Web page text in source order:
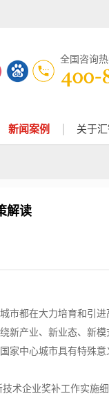
全国咨询热
新闻案例 关于
解读
市都在大力培育和引进
新产业、新业态、新模
家中心城市具有特殊意
术企业奖补工作实施